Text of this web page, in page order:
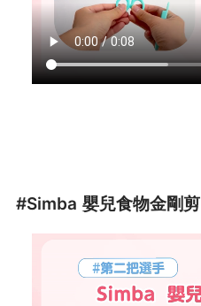
#Simba 嬰兒食物金剛剪